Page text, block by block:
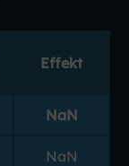
Effekt
NaN
NaN